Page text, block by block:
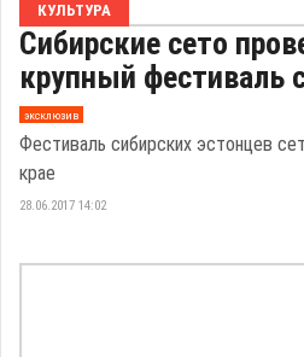
КУЛЬТУРА
Сибирские сето
крупный фестиваль
эксклюзив
Фестиваль сибирских эстонцев
крае
28.06.2017 14:02